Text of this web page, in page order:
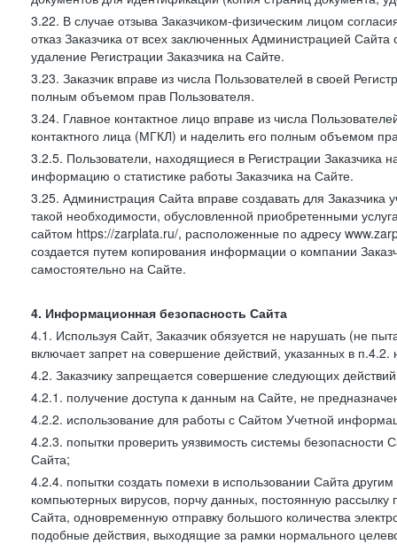
3.22. В случае отзыва Заказчиком-физическим лицом
отказ Заказчика от всех заключенных Администрацией
удаление Регистрации Заказчика на Сайте.
3.23. Заказчик вправе из числа Пользователей в своей
полным объемом прав Пользователя.
3.24. Главное контактное лицо вправе из числа
контактного лица (МГКЛ) и наделить его полным объемом
3.2.5. Пользователи, находящиеся в Регистрации Заказчика
информацию о статистике работы Заказчика на Сайте.
3.25. Администрация Сайта вправе создавать для
такой необходимости, обусловленной приобретенными
сайтом https://zarplata.ru/, расположенные по адресу
создается путем копирования информации о компании
самостоятельно на Сайте.
4. Информационная безопасность Сайта
4.1. Используя Сайт, Заказчик обязуется не нарушать (не
включает запрет на совершение действий, указанных в
4.2. Заказчику запрещается совершение следующих
4.2.1. получение доступа к данным на Сайте, не
4.2.2. использование для работы с Сайтом Учетной
4.2.3. попытки проверить уязвимость системы
Сайта;
4.2.4. попытки создать помехи в использовании Сайта
компьютерных вирусов, порчу данных, постоянную
Сайта, одновременную отправку большого количества
подобные действия, выходящие за рамки нормального